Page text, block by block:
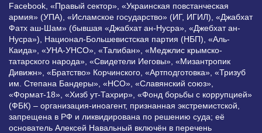
Facebook, «Правый сектор», «Украинская повстанческая
армия» (УПА), «Исламское государство» (ИГ, ИГИЛ), «Джабхат
Фатх аш-Шам» (бывшая «Джабхат ан-Нусра», «Джебхат ан-
Нусра»), Национал-Большевистская партия (НБП), «Аль-
Каида», «УНА-УНСО», «Талибан», «Меджлис крымско-
татарского народа», «Свидетели Иеговы», «Мизантропик
Дивижн», «Братство» Корчинского, «Артподготовка», «Тризуб
им. Степана Бандеры», «НСО», «Славянский союз»,
«Формат-18», «Хизб ут-Тахрир», «Фонд борьбы с коррупцией»
(ФБК) – организация-иноагент, признанная экстремистской,
запрещена в РФ и ликвидирована по решению суда; её
основатель Алексей Навальный включён в перечень